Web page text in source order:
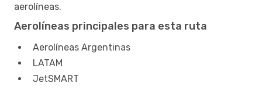
aerolíneas.
Aerolíneas principales para esta ruta
Aerolíneas Argentinas
LATAM
JetSMART